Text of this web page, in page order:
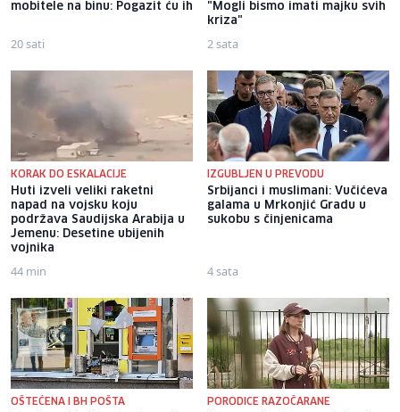
mobitele na binu: Pogazit ću ih
20 sati
"Mogli bismo imati majku svih
kriza"
2 sata
KORAK DO ESKALACIJE
Huti izveli veliki raketni
napad na vojsku koju
podržava Saudijska Arabija u
Jemenu: Desetine ubijenih
vojnika
44 min
IZGUBLJEN U PREVODU
Srbijanci i muslimani: Vučićeva
galama u Mrkonjić Gradu u
sukobu s činjenicama
4 sata
OŠTEĆENA I BH POŠTA PORODICE RAZOČARANE